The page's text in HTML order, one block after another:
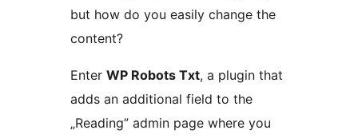
but how do you easily change the
content?
Enter WP Robots Txt, a plugin that
adds an additional field to the
„Reading” admin page where you